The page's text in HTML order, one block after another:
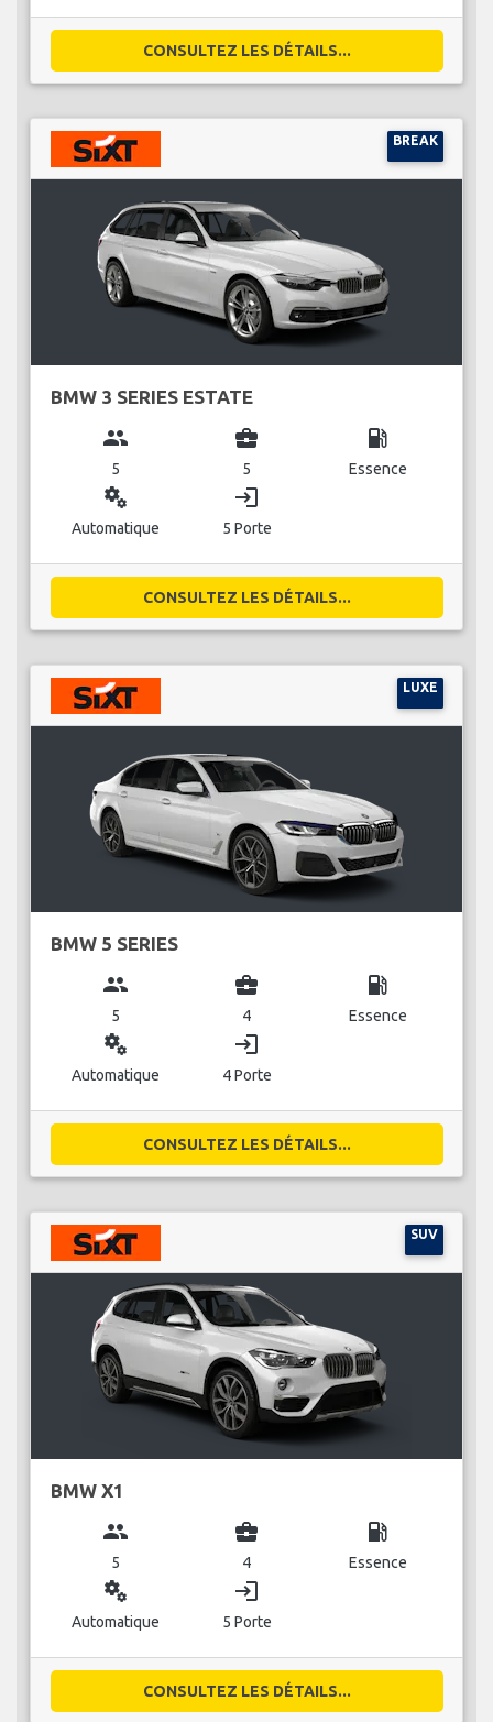
CONSULTEZ LES DÉTAILS...
BREAK
BMW 3 SERIES ESTATE
group
5
business_center
5
local_gas_station
Essence
miscellaneous_services
Automatique
login
5 Porte
CONSULTEZ LES DÉTAILS...
LUXE
BMW 5 SERIES
group
5
business_center
4
local_gas_station
Essence
miscellaneous_services
Automatique
login
4 Porte
CONSULTEZ LES DÉTAILS...
SUV
BMW X1
group
5
business_center
4
local_gas_station
Essence
miscellaneous_services
Automatique
login
5 Porte
CONSULTEZ LES DÉTAILS...